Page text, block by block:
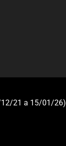
21 a 15/01/26)